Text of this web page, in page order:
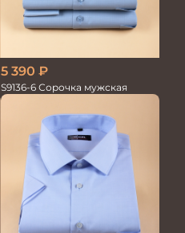
5 390 ₽
S9136-6 Сорочка мужская